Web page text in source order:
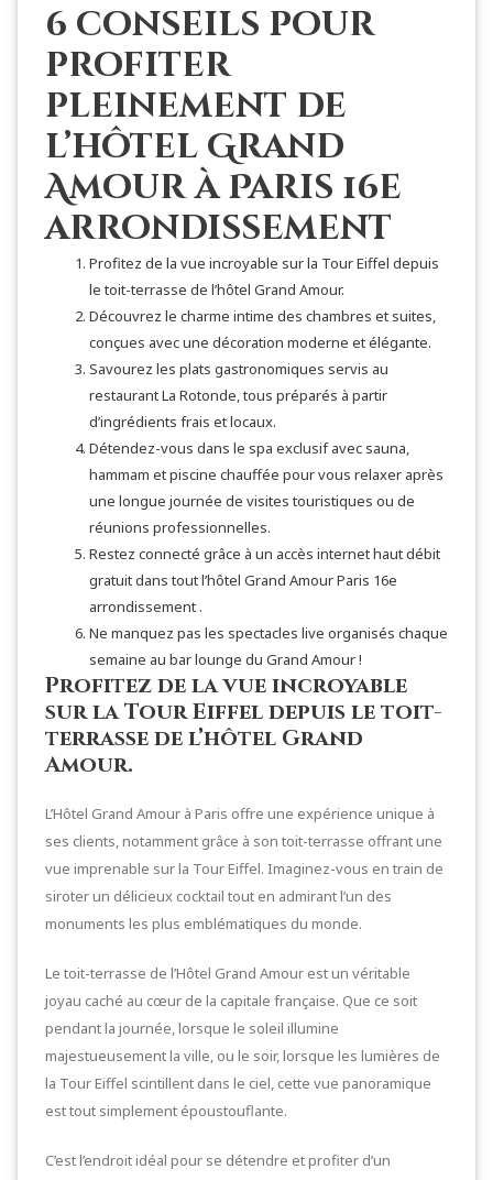
6 conseils pour
profiter
pleinement de
l’hôtel Grand
Amour à Paris 16e
arrondissement
Profitez de la vue incroyable sur la Tour Eiffel depuis
le toit-terrasse de l’hôtel Grand Amour.
Découvrez le charme intime des chambres et suites,
conçues avec une décoration moderne et élégante.
Savourez les plats gastronomiques servis au
restaurant La Rotonde, tous préparés à partir
d’ingrédients frais et locaux.
Détendez-vous dans le spa exclusif avec sauna,
hammam et piscine chauffée pour vous relaxer après
une longue journée de visites touristiques ou de
réunions professionnelles.
Restez connecté grâce à un accès internet haut débit
gratuit dans tout l’hôtel Grand Amour Paris 16e
arrondissement .
Ne manquez pas les spectacles live organisés chaque
semaine au bar lounge du Grand Amour !
Profitez de la vue incroyable
sur la Tour Eiffel depuis le toit-
terrasse de l’hôtel Grand
Amour.
L’Hôtel Grand Amour à Paris offre une expérience unique à
ses clients, notamment grâce à son toit-terrasse offrant une
vue imprenable sur la Tour Eiffel. Imaginez-vous en train de
siroter un délicieux cocktail tout en admirant l’un des
monuments les plus emblématiques du monde.
Le toit-terrasse de l’Hôtel Grand Amour est un véritable
joyau caché au cœur de la capitale française. Que ce soit
pendant la journée, lorsque le soleil illumine
majestueusement la ville, ou le soir, lorsque les lumières de
la Tour Eiffel scintillent dans le ciel, cette vue panoramique
est tout simplement époustouflante.
C’est l’endroit idéal pour se détendre et profiter d’un